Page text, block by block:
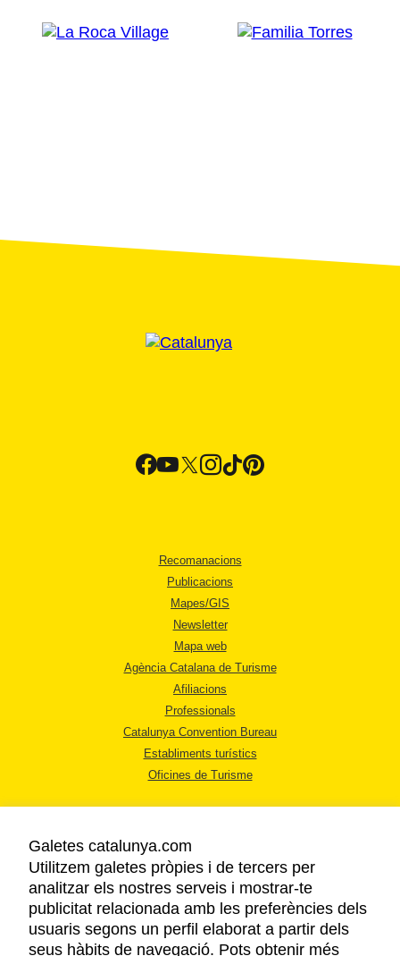
Recomanacions
Publicacions
Mapes/GIS
Newsletter
Mapa web
Agència Catalana de Turisme
Afiliacions
Professionals
Catalunya Convention Bureau
Establiments turístics
Oficines de Turisme
AVÍS LEGAL
POLÍTICA DE PRIVACITAT
COOKIES
Galetes catalunya.com
Utilitzem galetes pròpies i de tercers per
analitzar els nostres serveis i mostrar-te
publicitat relacionada amb les preferències dels
usuaris segons un perfil elaborat a partir dels
seus hàbits de navegació. Pots obtenir més